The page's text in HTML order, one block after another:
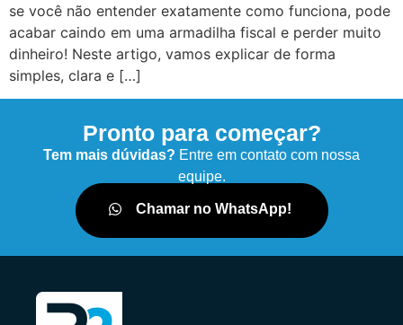
se você não entender exatamente como funciona, pode
acabar caindo em uma armadilha fiscal e perder muito
dinheiro! Neste artigo, vamos explicar de forma
simples, clara e […]
Pronto para começar?
Tem mais dúvidas? Entre em contato com nossa
equipe.
Chamar no WhatsApp!